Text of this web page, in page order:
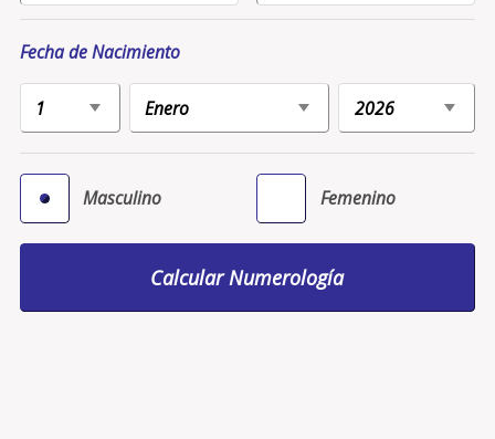
Fecha de Nacimiento
Masculino Femenino